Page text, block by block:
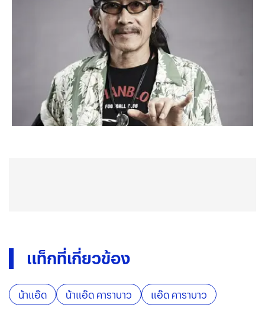
แท็กที่เกี่ยวข้อง
น้าแอ๊ด น้าแอ๊ด คาราบาว แอ๊ด คาราบาว